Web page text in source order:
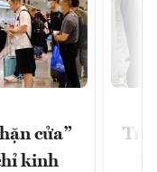
cửa”
kinh